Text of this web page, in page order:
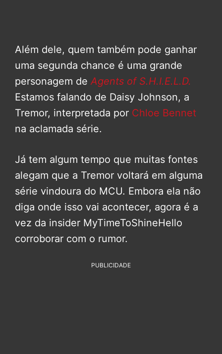
Além dele, quem também pode ganhar
uma segunda chance é uma grande
personagem de Agents of S.H.I.E.L.D.
Estamos falando de Daisy Johnson, a
Tremor, interpretada por Chloe Bennet
na aclamada série.
Já tem algum tempo que muitas fontes
alegam que a Tremor voltará em alguma
série vindoura do MCU. Embora ela não
diga onde isso vai acontecer, agora é a
vez da insider MyTimeToShineHello
corroborar com o rumor.
PUBLICIDADE